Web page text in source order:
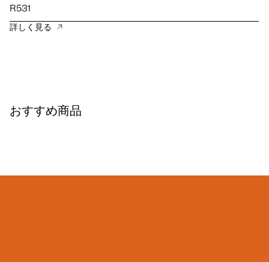
R531
詳しく見る
おすすめ商品